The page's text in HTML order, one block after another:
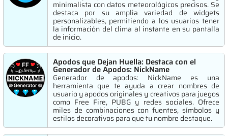
minimalista con datos meteorológicos precisos. Se
destaca por su amplia variedad de widgets
personalizables, permitiendo a los usuarios tener
la información del clima al instante en su pantalla
de inicio.
Apodos que Dejan Huella: Destaca con el
Generador de Apodos: NickName
Generador de apodos: NickName es una
herramienta que te ayuda a crear nombres de
usuario y apodos originales y creativos para juegos
como Free Fire, PUBG y redes sociales. Ofrece
miles de combinaciones con fuentes, símbolos y
estilos decorativos para que tu nombre destaque.